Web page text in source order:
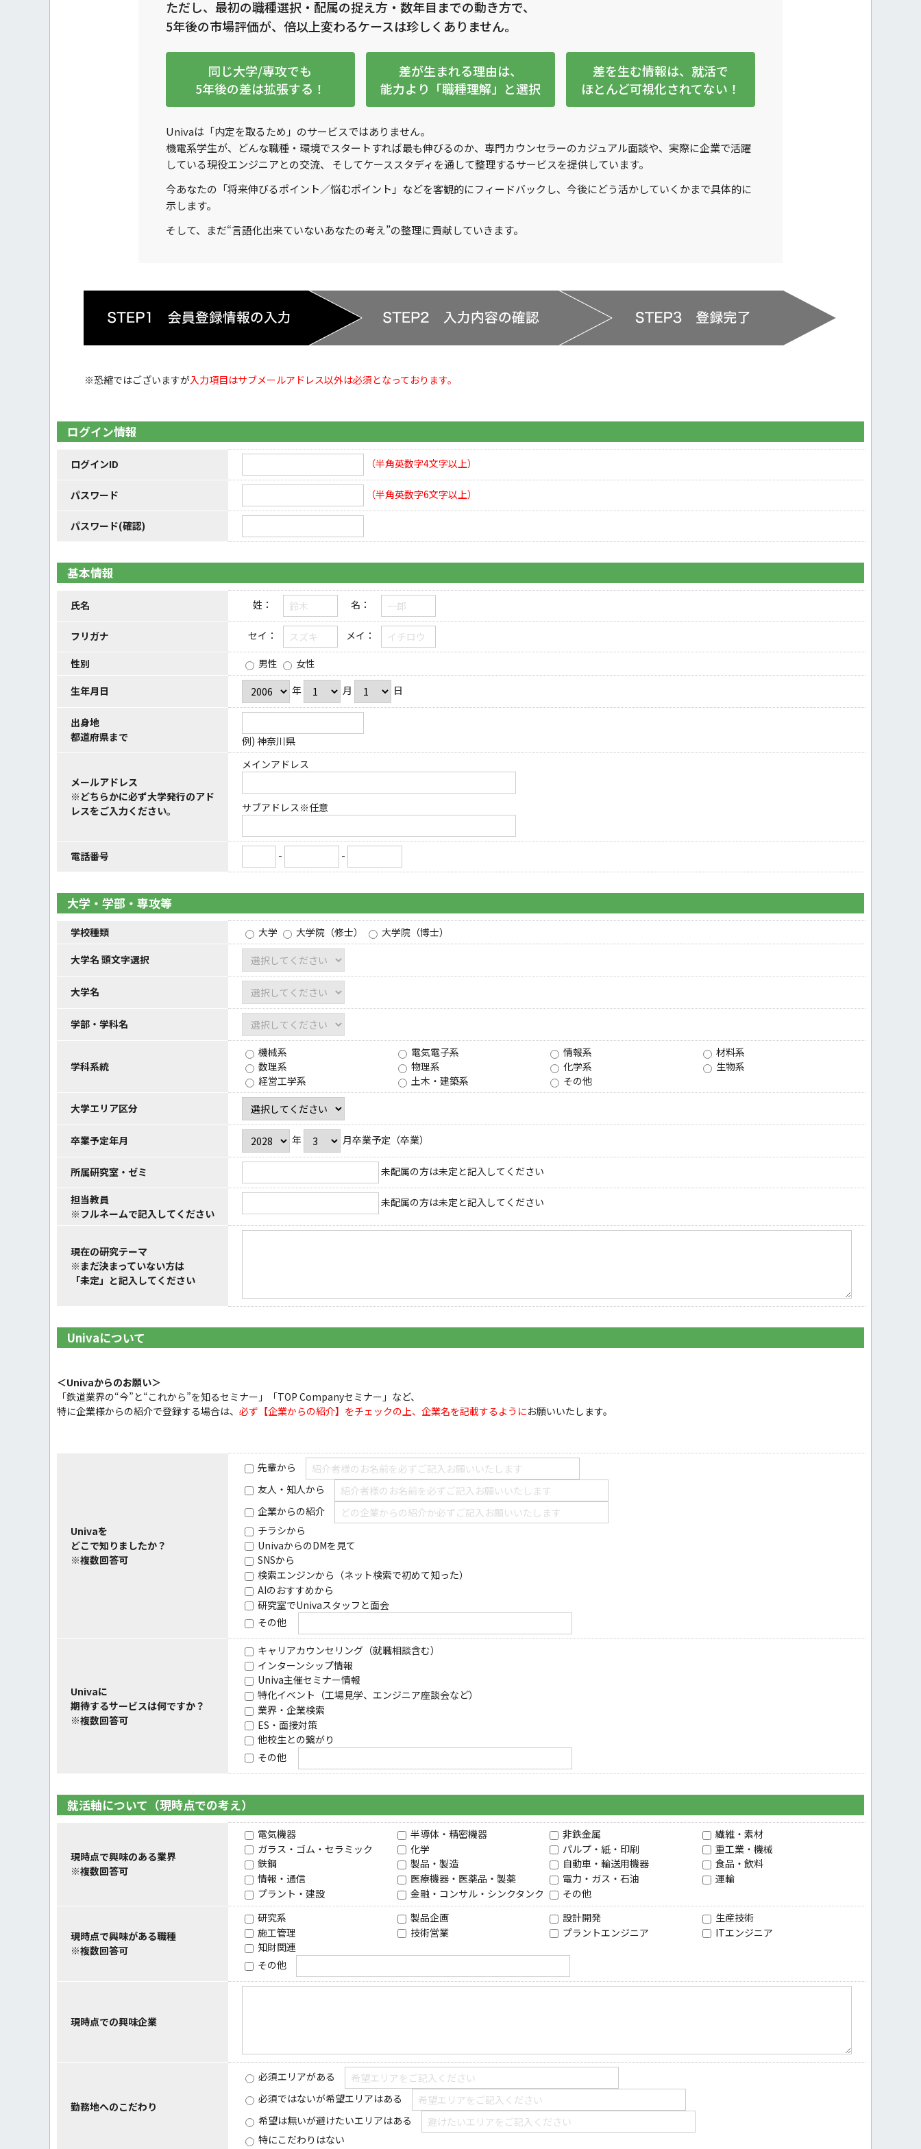
ただし、最初の職種選択・配属の捉え方・数年目までの動き方で、
5年後の市場評価が、倍以上変わるケースは珍しくありません。
同じ大学/専攻でも
5年後の差は拡張する！
差が生まれる理由は、
能力より「職種理解」と選択
差を生む情報は、就活で
ほとんど可視化されてない！
Univaは「内定を取るため」のサービスではありません。
機電系学生が、 どんな職種・環境でスタートすれば最も伸びるのか、専門カウンセラーのカジュアル面談や、実際に企業で活躍
している現役エンジニアとの交流、 そしてケーススタディを通して整理するサービスを提供しています。
今あなたの「将来伸びるポイント／悩むポイント」などを客観的にフィードバックし、今後にどう活かしていくかまで具体的に
示します。
そして、まだ“言語化出来ていないあなたの考え”の整理に貢献していきます。
※恐縮ではございますが入力項目はサブメールアドレス以外は必須となっております。
ログイン情報
ログインID （半角英数字4文字以上）
パスワード （半角英数字6文字以上）
パスワード(確認)
基本情報
氏名 姓： 名：
フリガナ セイ： メイ：
性別 男性
女性
生年月日
年 月 日
出身地
都道府県まで
例) 神奈川県
メールアドレス
※どちらかに必ず大学発行のアド
レスをご入力ください。
メインアドレス
サブアドレス※任意
電話番号 - -
大学・学部・専攻等
学校種類 大学 大学院（修士）
大学院（博士）
大学名 頭文字選択
大学名
学部・学科名
学科系統
機械系 電気電子系 情報系
材料系
数理系
物理系 化学系
生物系
経営工学系
土木・建築系
その他
大学エリア区分
卒業予定年月 年 月卒業予定（卒業）
所属研究室・ゼミ 未配属の方は未定と記入してください
担当教員
※フルネームで記入してください
未配属の方は未定と記入してください
現在の研究テーマ
※まだ決まっていない方は
「未定」と記入してください
Univaについて
＜Univaからのお願い＞
「鉄道業界の“今”と“これから”を知るセミナー」「TOP Companyセミナー」など、
特に企業様からの紹介で登録する場合は、 必ず【企業からの紹介】をチェックの上、企業名を記載するようにお願いいたします。
Univaを
どこで知りましたか？
※複数回答可
先輩から
友人・知人から
企業からの紹介
チラシから
UnivaからのDMを見て
SNSから
検索エンジンから（ネット検索で初めて知った）
AIのおすすめから
研究室でUnivaスタッフと面会
その他
Univaに
期待するサービスは何ですか？
※複数回答可
キャリアカウンセリング（就職相談含む）
インターンシップ情報
Univa主催セミナー情報
特化イベント（工場見学、エンジニア座談会など）
業界・企業検索
ES・面接対策
他校生との繋がり
その他
就活軸について（現時点での考え）
現時点で興味のある業界
※複数回答可
電気機器 半導体・精密機器 非鉄金属
繊維・素材
ガラス・ゴム・セラミック
化学 パルプ・紙・印刷
重工業・機械
鉄鋼
製品・製造 自動車・輸送用機器
食品・飲料
情報・通信
医療機器・医薬品・製薬 電力・ガス・石油
運輸
プラント・建設
金融・コンサル・シンクタンク その他
現時点で興味がある職種
※複数回答可
研究系 製品企画 設計開発
生産技術
施工管理
技術営業 プラントエンジニア
ITエンジニア
知財関連
その他
現時点での興味企業
勤務地へのこだわり
必須エリアがある
必須ではないが希望エリアはある
希望は無いが避けたいエリアはある
特にこだわりはない